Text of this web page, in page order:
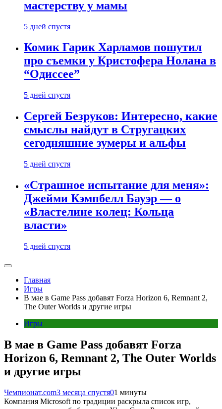
мастерству у мамы
5 дней спустя
Комик Гарик Харламов пошутил
про съемки у Кристофера Нолана в
“Одиссее”
5 дней спустя
Сергей Безруков: Интересно, какие
смыслы найдут в Стругацких
сегодняшние зумеры и альфы
5 дней спустя
«Страшное испытание для меня»:
Джейми Кэмпбелл Бауэр — о
«Властелине колец: Кольца
власти»
5 дней спустя
Главная
Игры
В мае в Game Pass добавят Forza Horizon 6, Remnant 2,
The Outer Worlds и другие игры
Игры
В мае в Game Pass добавят Forza
Horizon 6, Remnant 2, The Outer Worlds
и другие игры
Чемпионат.com3 месяца спустя01 минуты
Компания Microsoft по традиции раскрыла список игр,